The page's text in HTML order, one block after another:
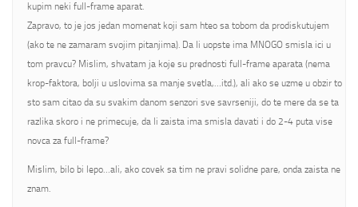
kupim neki full-frame aparat.
Zapravo, to je jos jedan momenat koji sam hteo sa tobom da prodiskutujem
(ako te ne zamaram svojim pitanjima). Da li uopste ima MNOGO smisla ici u
tom pravcu? Mislim, shvatam ja koje su prednosti full-frame aparata (nema
krop-faktora, bolji u uslovima sa manje svetla,…itd.), ali ako se uzme u obzir to
sto sam citao da su svakim danom senzori sve savrseniji, do te mere da se ta
razlika skoro i ne primecuje, da li zaista ima smisla davati i do 2-4 puta vise
novca za full-frame?
Mislim, bilo bi lepo…ali, ako covek sa tim ne pravi solidne pare, onda zaista ne
znam.